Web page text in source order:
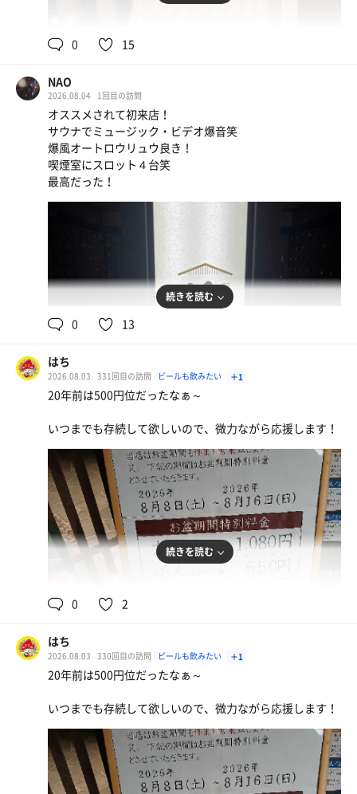
豚キムチ炒め定食
水
論露に不二ブラック
水
0 15
NAO
2026.08.04 1回目の訪問
オススメされて初来店！
サウナでミュージック・ビデオ爆音笑
爆風オートロウリュウ良き！
喫煙室にスロット４台笑
最高だった！
続きを読む
0 13
はち
2026.08.03 331回目の訪問 ビールも飲みたい ＋1
20年前は500円位だったなぁ～
いつまでも存続して欲しいので、微力ながら応援します！
続きを読む
0 2
はち
2026.08.03 330回目の訪問 ビールも飲みたい ＋1
20年前は500円位だったなぁ～
いつまでも存続して欲しいので、微力ながら応援します！